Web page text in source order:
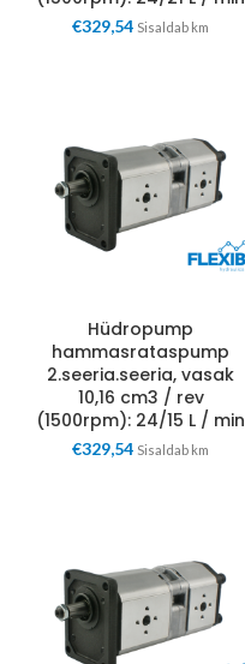
€329,54 Sisaldab km
Hüdropump
hammasrataspump
2.seeria.seeria, vasak
10,16 cm3 / rev
(1500rpm): 24/15 L / min
€329,54 Sisaldab km